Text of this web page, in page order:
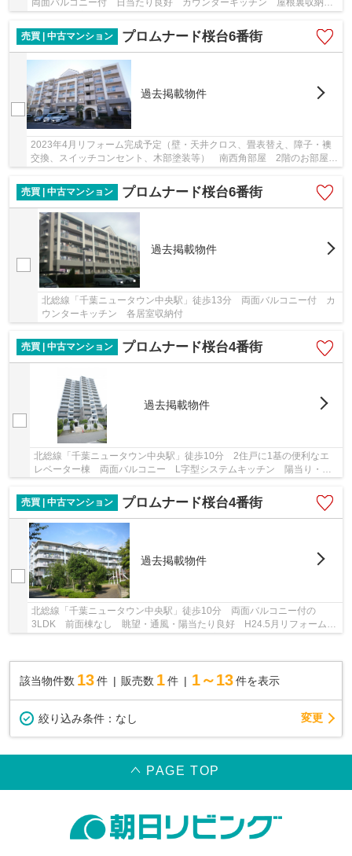
両面バルコニー付 日当たり良好 カウンターキッチン 屋根裏収納
売買 | 中古マンション
プロムナード桜台6番街
過去掲載物件
2023年4月リフォーム完成予定（壁・天井クロス、畳表替え、障子・襖
交換、スイッチコンセント、木部塗装等） 南西角部屋 2階のお部屋
両面バルコニー付3LDK 床暖房 LDK約24.5帖と...
売買 | 中古マンション
プロムナード桜台6番街
過去掲載物件
北総線「千葉ニュータウン中央駅」徒歩13分 両面バルコニー付 カ
ウンターキッチン 各居室収納付
売買 | 中古マンション プロムナード桜台4番街
過去掲載物件
北総線「千葉ニュータウン中央駅」徒歩10分 2住戸に1基の便利なエ
レベーター棟 両面バルコニー L字型システムキッチン 陽当り・通
売買 | 中古マンション
プロムナード桜台4番街
過去掲載物件
北総線「千葉ニュータウン中央駅」徒歩10分 両面バルコニー付の
3LDK 前面棟なし 眺望・通風・陽当たり良好 H24.5月リフォーム
該当物件数 13件 販売数 1 件 1～13 件を表示
絞り込み条件： なし 変更
PAGE TOP